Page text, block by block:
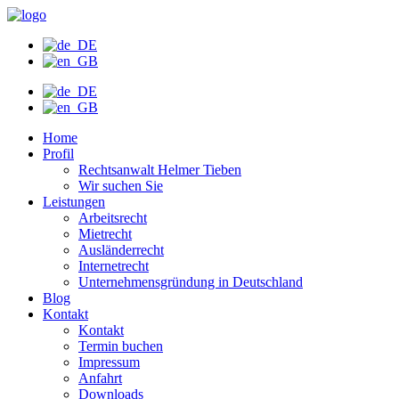
Zum
wechseln
Home
Profil
Rechtsanwalt Helmer Tieben
Wir suchen Sie
Leistungen
Arbeitsrecht
Mietrecht
Ausländerrecht
Internetrecht
Unternehmensgründung in Deutschland
Blog
Kontakt
Kontakt
Termin buchen
Impressum
Anfahrt
Downloads